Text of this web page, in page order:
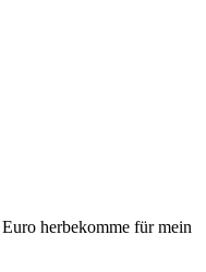
herbekomme für mein